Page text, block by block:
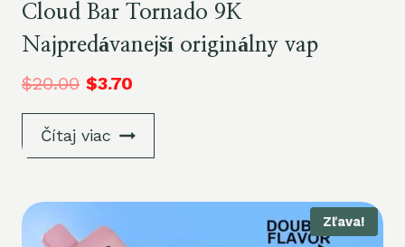
Cloud Bar Tornado 9K
Najpredávanejší originálny vap
$20.00 $3.70
Čítaj viac
Zľava!